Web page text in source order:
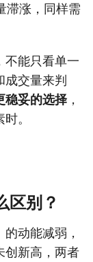
滞涨，同样需
不能只看单一
成交量来判
稳妥的选择 ，
。
区别？
动能减弱，
创新高，两者